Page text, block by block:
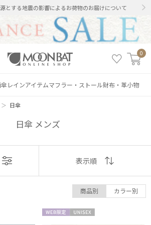
とする地震の影響によるお荷物のお届けについて
0
レインアイテムマフラー・ストール財布・革小物
＞ 日傘
日傘 メンズ
表示順
商品別 カラー別